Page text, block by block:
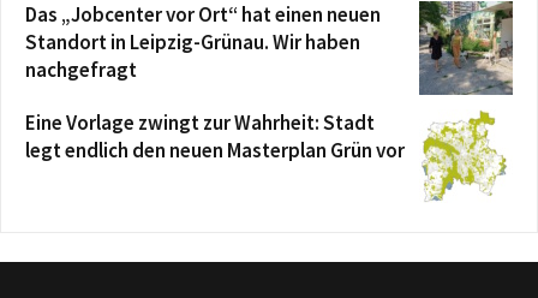
Das „Jobcenter vor Ort“ hat einen neuen
Standort in Leipzig-Grünau. Wir haben
nachgefragt
Eine Vorlage zwingt zur Wahrheit: Stadt
legt endlich den neuen Masterplan Grün vor